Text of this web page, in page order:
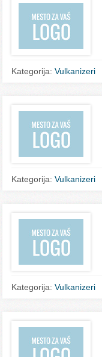
Kategorija:Vulkanizeri
Kategorija:Vulkanizeri
Kategorija:Vulkanizeri